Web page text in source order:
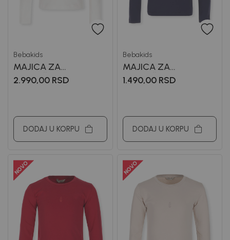
Bebakids
MAJICA ZA
DEVOJČICE ALISA
2.990,00 RSD
DODAJ U KORPU
Bebakids
MAJICA ZA
DEVOJČICE BASIC
1.490,00 RSD
DODAJ U KORPU